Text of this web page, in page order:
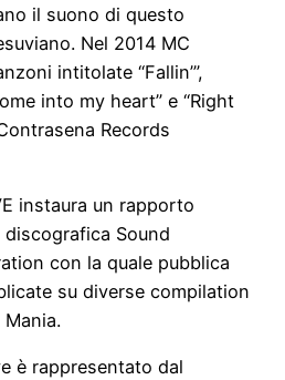
il suono di questo
Nel 2014 MC
intitolate “Fallin’”,
into my heart” e “Right
Records
instaura un rapporto
Sound
con la quale pubblica
su diverse compilation
è rappresentato dal